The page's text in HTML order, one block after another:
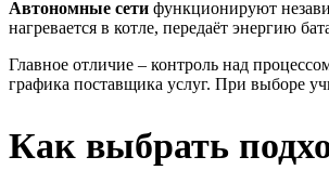
Автономные сети функционируют
нагревается в котле, передаёт энергию
Главное отличие – контроль над
графика поставщика услуг. При выборе
Как выбрать